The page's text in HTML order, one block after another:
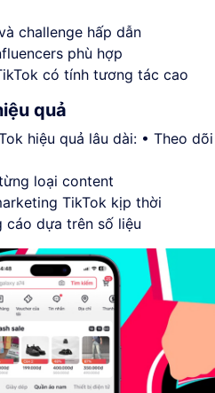
challenge hấp dẫn
phù hợp
có tính tương tác cao
quả
hiệu quả lâu dài: • Theo
loại content
TikTok kịp thời
cáo dựa trên số liệu